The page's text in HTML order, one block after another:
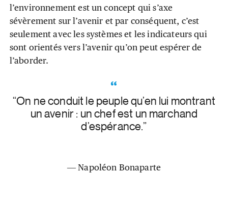
l’environnement est un concept qui s’axe
sévèrement sur l’avenir et par conséquent, c’est
seulement avec les systèmes et les indicateurs qui
sont orientés vers l’avenir qu’on peut espérer de
l’aborder.
“On ne conduit le peuple qu’en lui montrant
un avenir : un chef est un marchand
d’espérance.”
― Napoléon Bonaparte